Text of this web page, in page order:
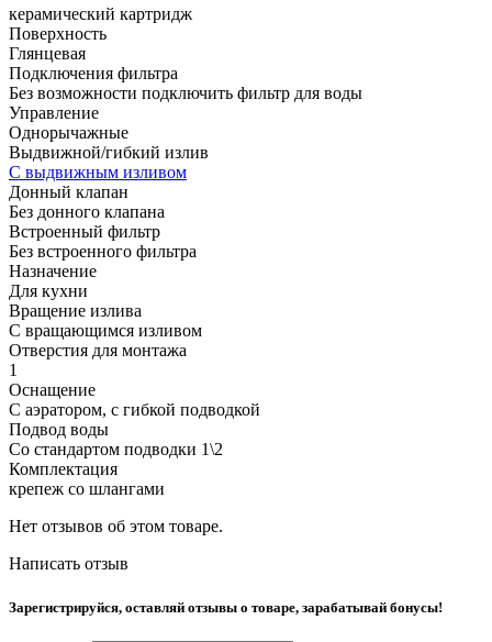
керамический картридж
Поверхность
Глянцевая
Подключения фильтра
Без возможности подключить фильтр для воды
Управление
Однорычажные
Выдвижной/гибкий излив
С выдвижным изливом
Донный клапан
Без донного клапана
Встроенный фильтр
Без встроенного фильтра
Назначение
Для кухни
Вращение излива
С вращающимся изливом
Отверстия для монтажа
1
Оснащение
С аэратором, с гибкой подводкой
Подвод воды
Со стандартом подводки 1\2
Комплектация
крепеж со шлангами
Нет отзывов об этом товаре.
Написать отзыв
Зарегистрируйся, оставляй отзывы о товаре, зарабатывай бонусы!